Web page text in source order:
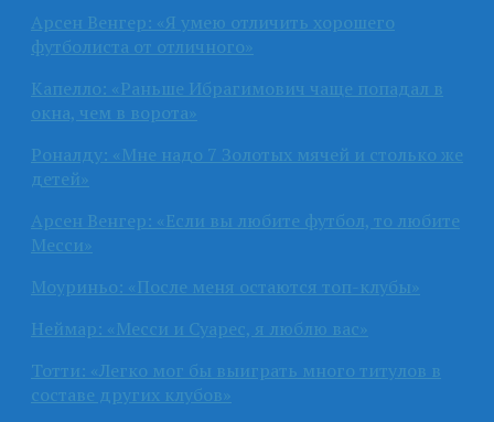
Арсен Венгер: «Я умею отличить хорошего
футболиста от отличного»
Капелло: «Раньше Ибрагимович чаще попадал в
окна, чем в ворота»
Роналду: «Мне надо 7 Золотых мячей и столько же
детей»
Арсен Венгер: «Если вы любите футбол, то любите
Месси»
Моуриньо: «После меня остаются топ-клубы»
Неймар: «Месси и Суарес, я люблю вас»
Тотти: «Легко мог бы выиграть много титулов в
составе других клубов»